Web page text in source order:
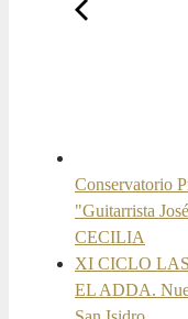
Conservatorio
"Guitarrista
CECILIA
XI CICLO
EL ADDA.